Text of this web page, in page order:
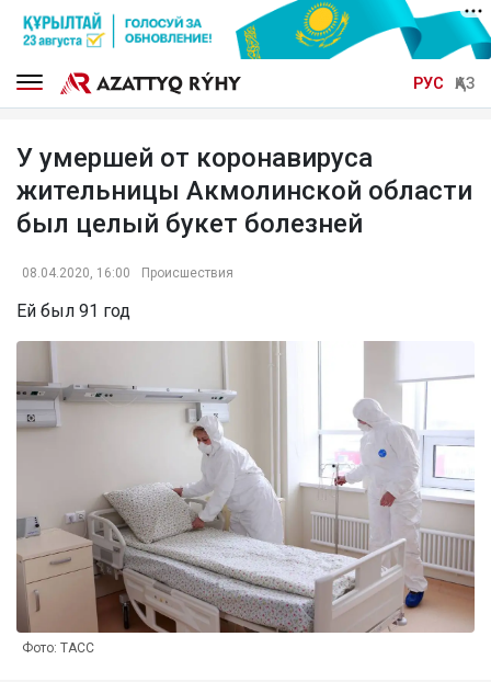
РУС ҚАЗ
У умершей от коронавируса
жительницы Акмолинской области
был целый букет болезней
08.04.2020, 16:00 Происшествия
Ей был 91 год
Фото: ТАСС